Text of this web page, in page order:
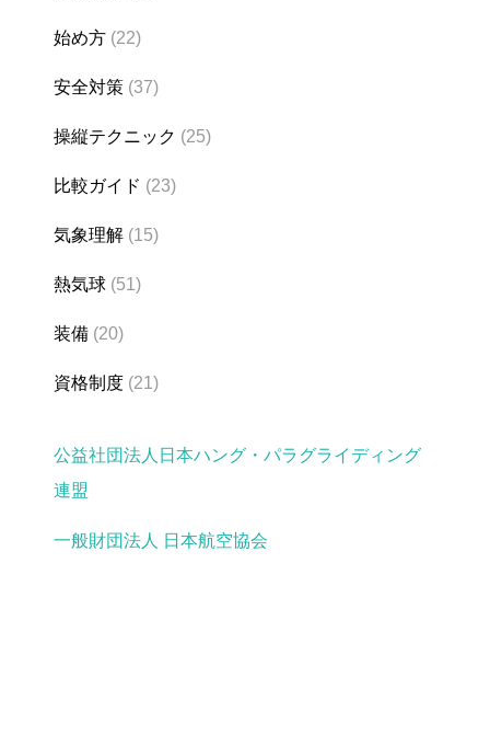
始め方 (22)
安全対策 (37)
操縦テクニック (25)
比較ガイド (23)
気象理解 (15)
熱気球 (51)
装備 (20)
資格制度 (21)
公益社団法人日本ハング・パラグライディング
連盟
一般財団法人 日本航空協会